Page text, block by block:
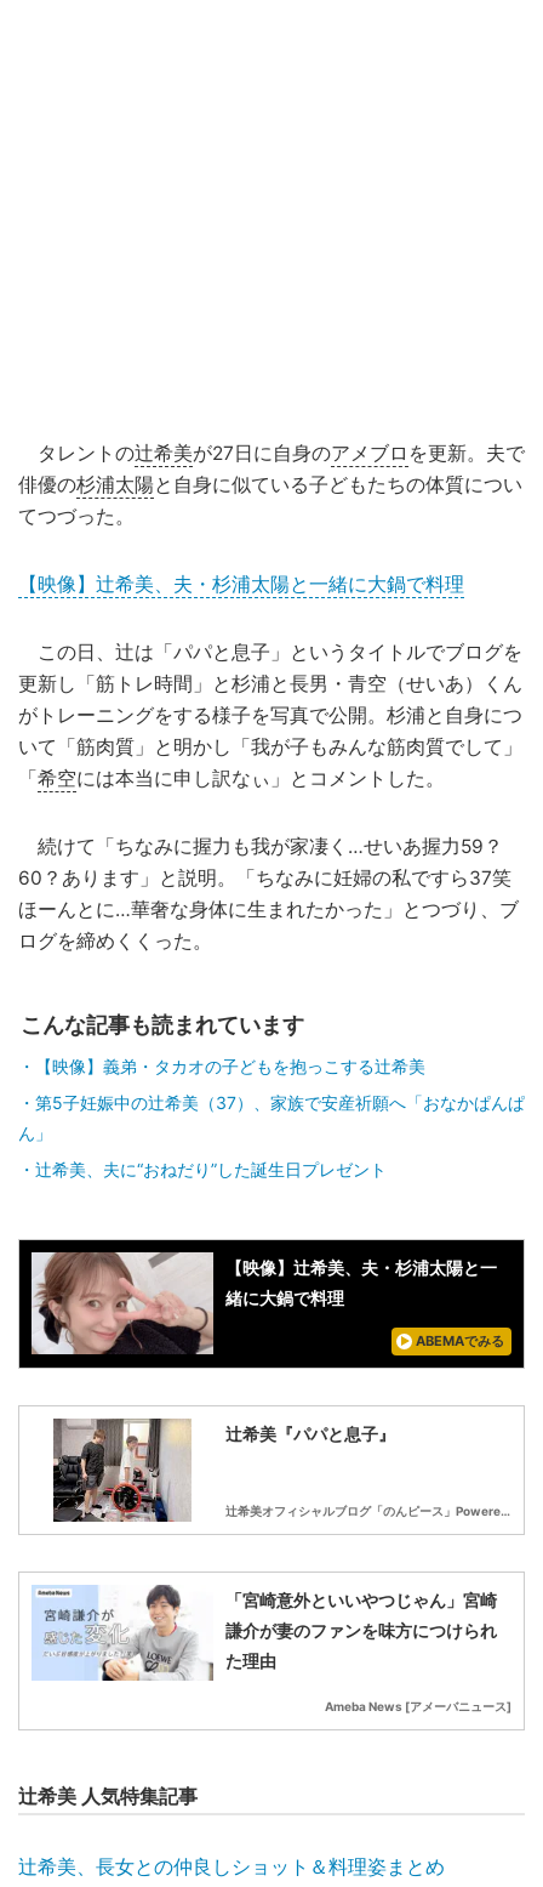
タレントの辻希美が27日に自身のアメブロ を更新。夫で
俳優の杉浦太陽と自身に似ている子どもたちの体質につい
てつづった。
【映像】辻希美、夫・杉浦太陽と一緒に大鍋で料理
この日、辻は「パパと息子」というタイトルでブログを
更新し「筋トレ時間」と杉浦と長男・青空（せいあ）くん
がトレーニングをする様子を写真で公開。杉浦と自身につ
いて「筋肉質」と明かし「我が子もみんな筋肉質でして」
「希空には本当に申し訳なぃ」とコメントした。
続けて「ちなみに握力も我が家凄く…せいあ握力59？
60？あります」と説明。「ちなみに妊婦の私ですら37笑
ほーんとに…華奢な身体に生まれたかった」とつづり、ブ
ログを締めくくった。
こんな記事も読まれています
【映像】義弟・タカオの子どもを抱っこする辻希美
第5子妊娠中の辻󠄀希美（37）、家族で安産祈願へ「おなかぱんぱ
ん」
辻希美、夫に“おねだり”した誕生日プレゼント
【映像】辻希美、夫・杉浦太陽と一
緒に大鍋で料理
ABEMAでみる
辻希美『パパと息子』
辻希美オフィシャルブログ「のんピース」Powered by Ameba
「宮崎意外といいやつじゃん」宮崎
謙介が妻のファンを味方につけられ
た理由
Ameba News [アメーバニュース]
辻希美 人気特集記事
辻希美、長女との仲良しショット＆料理姿まとめ